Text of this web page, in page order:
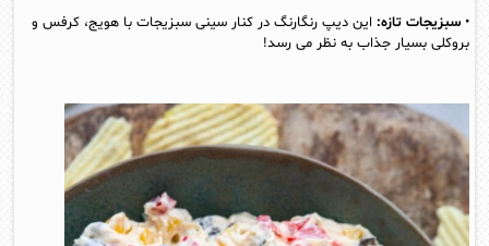
• سبزیجات تازه:این دیپ رنگارنگ در کنار سینی سبزیجات با هویج، کرفس و
بروکلی بسیار جذاب به نظر می رسد!